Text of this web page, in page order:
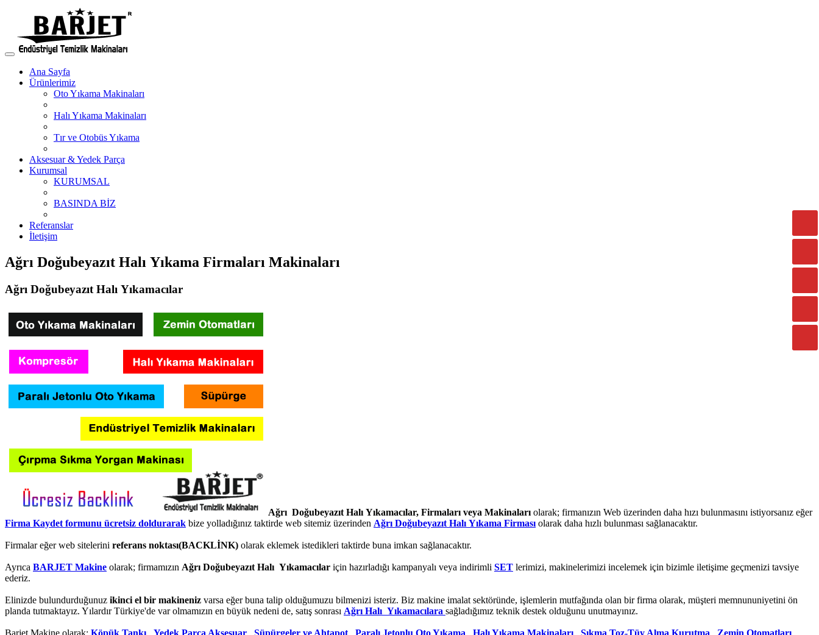
Ana Sayfa
Ürünlerimiz
Oto Yıkama Makinaları
Halı Yıkama Makinaları
Tır ve Otobüs Yıkama
Aksesuar & Yedek Parça
Kurumsal
KURUMSAL
BASINDA BİZ
Referanslar
İletişim
Ağrı Doğubeyazıt Halı Yıkama Firmaları Makinaları
Ağrı Doğubeyazıt Halı Yıkamacılar
Ağrı Doğubeyazıt Halı Yıkamacılar, Firmaları veya Makinalarıolarak; firmanızın Web üzerinden daha hızı bulunmasını istiyorsanız eğer
Firma Kaydet formunu ücretsiz doldurarak bize yolladığınız taktirde web sitemiz üzerinden Ağrı Doğubeyazıt Halı Yıkama Firmasıolarak daha hızlı bulunması sağlanacaktır.
Firmalar eğer web sitelerini referans noktası(BACKLİNK) olarak eklemek istedikleri taktirde buna imkan sağlanacaktır.
Ayrıca BARJET Makine olarak; firmamızın Ağrı Doğubeyazıt Halı Yıkamacılar için hazırladığı kampanyalı veya indirimli SET lerimizi, makinelerimizi incelemek için bizimle iletişime geçmenizi tavsiye
ederiz.
Elinizde bulundurduğunuz ikinci el bir makineniz varsa eğer buna talip olduğumuzu bilmenizi isteriz. Biz makine imalat sektöründe, işlemlerin mutfağında olan bir firma olarak, müşteri memnununiyetini ön
planda tutmaktayız. Yılardır Türkiye'de var olmamızın en büyük nedeni de, satış sonrası Ağrı Halı Yıkamacılara sağladığımız teknik destek olduğunu unutmayınız.